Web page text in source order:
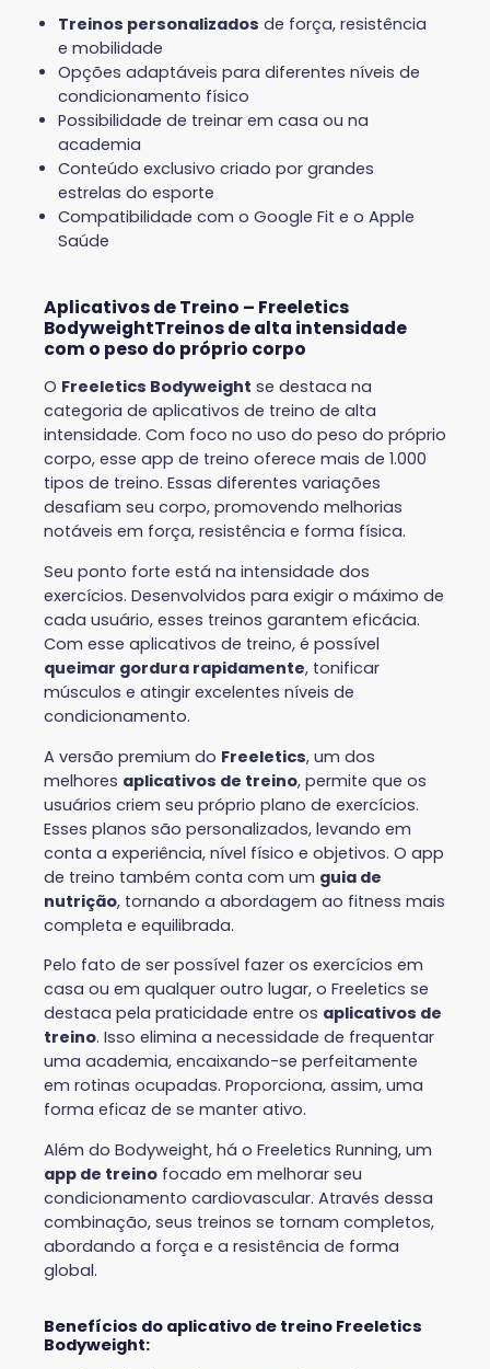
Treinos personalizados de força, resistência
e mobilidade
Opções adaptáveis para diferentes níveis de
condicionamento físico
Possibilidade de treinar em casa ou na
academia
Conteúdo exclusivo criado por grandes
estrelas do esporte
Compatibilidade com o Google Fit e o Apple
Saúde
Aplicativos de Treino – Freeletics
BodyweightTreinos de alta intensidade
com o peso do próprio corpo
O Freeletics Bodyweight se destaca na
categoria de aplicativos de treino de alta
intensidade. Com foco no uso do peso do próprio
corpo, esse app de treino oferece mais de 1.000
tipos de treino. Essas diferentes variações
desafiam seu corpo, promovendo melhorias
notáveis em força, resistência e forma física.
Seu ponto forte está na intensidade dos
exercícios. Desenvolvidos para exigir o máximo de
cada usuário, esses treinos garantem eficácia.
Com esse aplicativos de treino, é possível
queimar gordura rapidamente, tonificar
músculos e atingir excelentes níveis de
condicionamento.
A versão premium do Freeletics, um dos
melhores aplicativos de treino, permite que os
usuários criem seu próprio plano de exercícios.
Esses planos são personalizados, levando em
conta a experiência, nível físico e objetivos. O app
de treino também conta com um guia de
nutrição, tornando a abordagem ao fitness mais
completa e equilibrada.
Pelo fato de ser possível fazer os exercícios em
casa ou em qualquer outro lugar, o Freeletics se
destaca pela praticidade entre os aplicativos de
treino. Isso elimina a necessidade de frequentar
uma academia, encaixando-se perfeitamente
em rotinas ocupadas. Proporciona, assim, uma
forma eficaz de se manter ativo.
Além do Bodyweight, há o Freeletics Running, um
app de treino focado em melhorar seu
condicionamento cardiovascular. Através dessa
combinação, seus treinos se tornam completos,
abordando a força e a resistência de forma
global.
Benefícios do aplicativo de treino Freeletics
Bodyweight: